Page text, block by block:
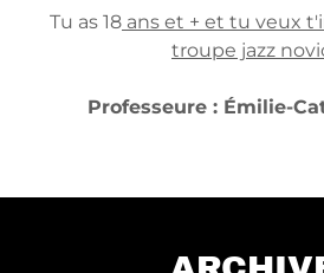
Tu as 18 ans et + et tu veux
troupe jazz
Professeure : Émilie-